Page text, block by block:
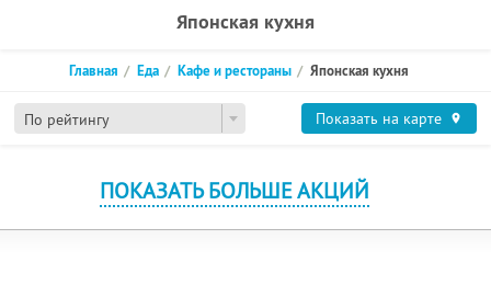
Японская кухня
По рейтингу
Главная Еда Кафе и рестораны Японская кухня
Показать на карте
ПОКАЗАТЬ БОЛЬШЕ АКЦИЙ